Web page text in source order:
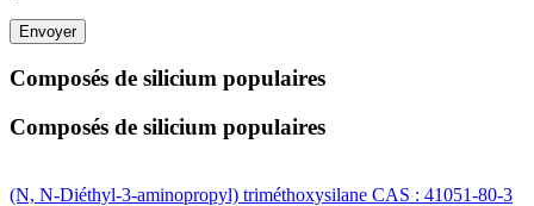
Envoyer
Composés de silicium populaires
Composés de silicium populaires
(N, N-Diéthyl-3-aminopropyl) triméthoxysilane CAS : 41051-80-3